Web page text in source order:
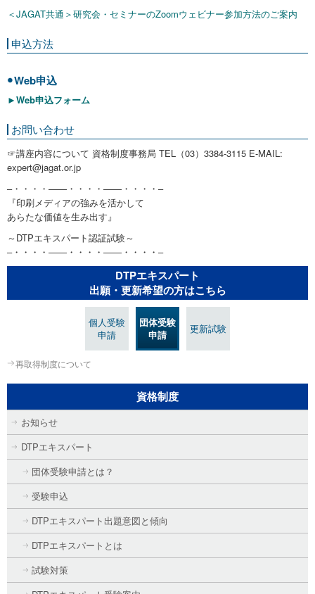
＜JAGAT共通＞研究会・セミナーのZoomウェビナー参加方法のご案内
申込方法
Web申込
►Web申込フォーム
お問い合わせ
☞講座内容について 資格制度事務局 TEL（03）3384-3115 E-MAIL:
expert@jagat.or.jp
–・・・・——・・・・——・・・・–
『印刷メディアの強みを活かして
あらたな価値を生み出す』
～DTPエキスパート認証試験～
–・・・・——・・・・——・・・・–
DTPエキスパート
出願・更新希望の方はこちら
個人受験
申請
団体受験
申請
更新試験
再取得制度について
資格制度
お知らせ
DTPエキスパート
団体受験申請とは？
受験申込
DTPエキスパート出題意図と傾向
DTPエキスパートとは
試験対策